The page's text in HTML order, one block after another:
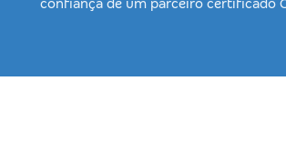
confiança de um parceiro certificado